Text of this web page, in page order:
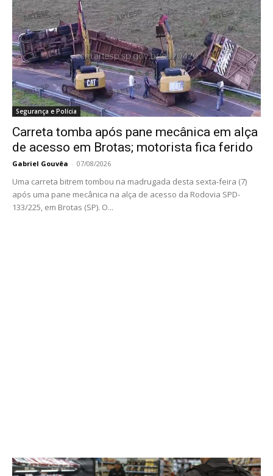
Segurança e Polícia
Carreta tomba após pane mecânica em alça
de acesso em Brotas; motorista fica ferido
Gabriel Gouvêa - 07/08/2026
Uma carreta bitrem tombou na madrugada desta sexta-feira (7)
após uma pane mecânica na alça de acesso da Rodovia SPD-
133/225, em Brotas (SP). O...